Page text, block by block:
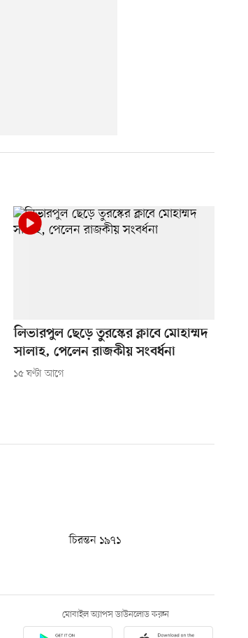
লিভারপুল ছেড়ে তুরস্কের ক্লাবে মোহাম্মদ
সালাহ, পেলেন রাজকীয় সংবর্ধনা
১৫ ঘণ্টা আগে
চিরন্তন ১৯৭১
মোবাইল অ্যাপস ডাউনলোড করুন